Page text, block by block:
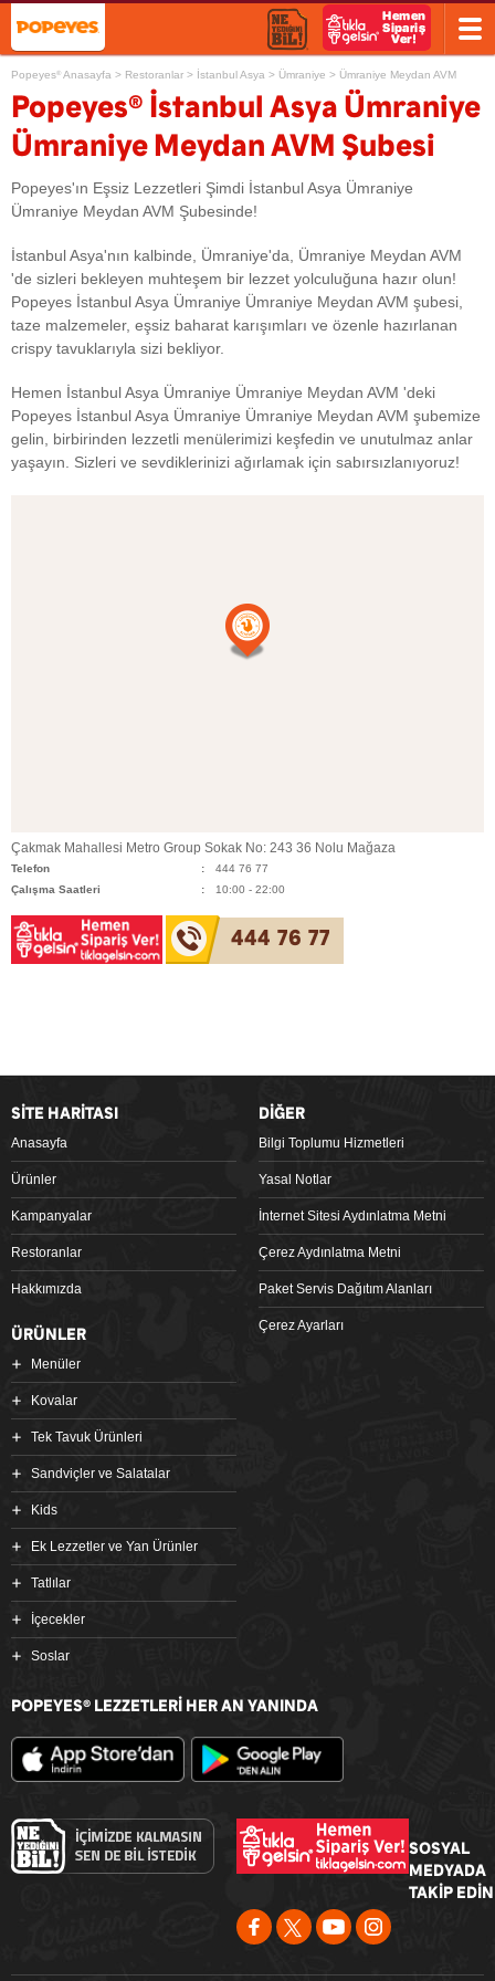
Popeyes® Anasayfa > Restoranlar > İstanbul Asya > Ümraniye > Ümraniye Meydan AVM
Popeyes®
İstanbul Asya Ümraniye
Ümraniye Meydan AVM Şubesi
Popeyes'ın Eşsiz Lezzetleri Şimdi İstanbul Asya Ümraniye
Ümraniye Meydan AVM Şubesinde!
İstanbul Asya'nın kalbinde, Ümraniye'da, Ümraniye Meydan AVM
'de sizleri bekleyen muhteşem bir lezzet yolculuğuna hazır olun!
Popeyes İstanbul Asya Ümraniye Ümraniye Meydan AVM şubesi,
taze malzemeler, eşsiz baharat karışımları ve özenle hazırlanan
crispy tavuklarıyla sizi bekliyor.
Hemen İstanbul Asya Ümraniye Ümraniye Meydan AVM 'deki
Popeyes İstanbul Asya Ümraniye Ümraniye Meydan AVM şubemize
gelin, birbirinden lezzetli menülerimizi keşfedin ve unutulmaz anlar
yaşayın. Sizleri ve sevdiklerinizi ağırlamak için sabırsızlanıyoruz!
Çakmak Mahallesi Metro Group Sokak No: 243 36 Nolu Mağaza
Telefon
444 76 77
Çalışma Saatleri
10:00 - 22:00
444 76 77
SİTE HARİTASI
Anasayfa
Ürünler
Kampanyalar
Restoranlar
Hakkımızda
DİĞER
Bilgi Toplumu Hizmetleri
Yasal Notlar
İnternet Sitesi Aydınlatma Metni
Çerez Aydınlatma Metni
Paket Servis Dağıtım Alanları
Çerez Ayarları
ÜRÜNLER
Menüler
Kovalar
Tek Tavuk Ürünleri
Sandviçler ve Salatalar
Kids
Ek Lezzetler ve Yan Ürünler
Tatlılar
İçecekler
Soslar
POPEYES® LEZZETLERİ HER AN YANINDA
SOSYAL
MEDYADA
TAKİP EDİN